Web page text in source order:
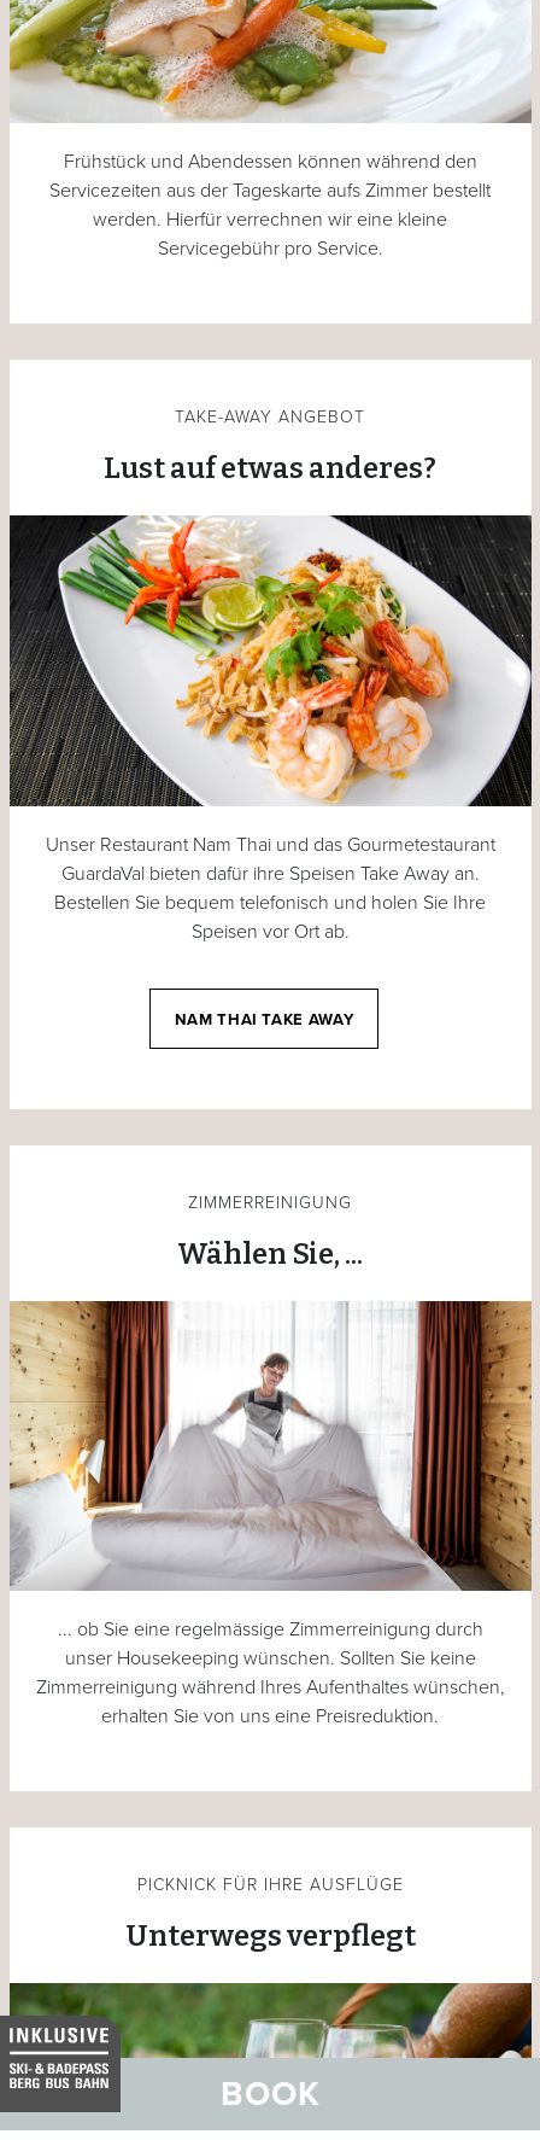
BOOK
Frühstück und Abendessen können während den
Servicezeiten aus der Tageskarte aufs Zimmer bestellt
werden. Hierfür verrechnen wir eine kleine
Servicegebühr pro Service.
TAKE-AWAY ANGEBOT
Lust auf etwas anderes?
Unser Restaurant Nam Thai und das Gourmetestaurant
GuardaVal bieten dafür ihre Speisen Take Away an.
Bestellen Sie bequem telefonisch und holen Sie Ihre
Speisen vor Ort ab.
NAM THAI TAKE AWAY
ZIMMERREINIGUNG
Wählen Sie, ...
... ob Sie eine regelmässige Zimmerreinigung durch
unser Housekeeping wünschen. Sollten Sie keine
Zimmerreinigung während Ihres Aufenthaltes wünschen,
erhalten Sie von uns eine Preisreduktion.
PICKNICK FÜR IHRE AUSFLÜGE
Unterwegs verpflegt